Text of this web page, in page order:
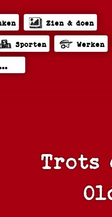
Zien & doen
Sporten Werken
Trots